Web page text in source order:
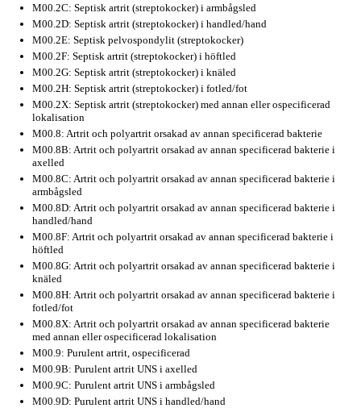
M00.2C: Septisk artrit (streptokocker) i armbågsled
M00.2D: Septisk artrit (streptokocker) i handled/hand
M00.2E: Septisk pelvospondylit (streptokocker)
M00.2F: Septisk artrit (streptokocker) i höftled
M00.2G: Septisk artrit (streptokocker) i knäled
M00.2H: Septisk artrit (streptokocker) i fotled/fot
M00.2X: Septisk artrit (streptokocker) med annan eller ospecificerad
lokalisation
M00.8: Artrit och polyartrit orsakad av annan specificerad bakterie
M00.8B: Artrit och polyartrit orsakad av annan specificerad bakterie i
axelled
M00.8C: Artrit och polyartrit orsakad av annan specificerad bakterie i
armbågsled
M00.8D: Artrit och polyartrit orsakad av annan specificerad bakterie i
handled/hand
M00.8F: Artrit och polyartrit orsakad av annan specificerad bakterie i
höftled
M00.8G: Artrit och polyartrit orsakad av annan specificerad bakterie i
knäled
M00.8H: Artrit och polyartrit orsakad av annan specificerad bakterie i
fotled/fot
M00.8X: Artrit och polyartrit orsakad av annan specificerad bakterie
med annan eller ospecificerad lokalisation
M00.9: Purulent artrit, ospecificerad
M00.9B: Purulent artrit UNS i axelled
M00.9C: Purulent artrit UNS i armbågsled
M00.9D: Purulent artrit UNS i handled/hand